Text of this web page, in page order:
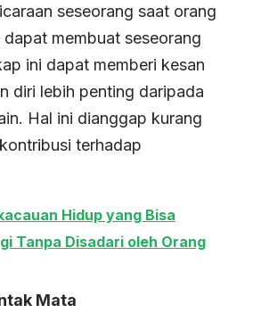
seseorang saat orang
membuat seseorang
ini dapat memberi kesan
diri lebih penting daripada
Hal ini dianggap kurang
terhadap
Hidup yang Bisa
Tanpa Disadari oleh Orang
Mata